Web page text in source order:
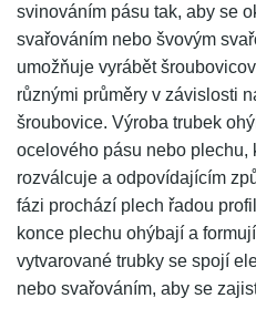
svinováním pásu tak, aby se
svařováním nebo švovým
umožňuje vyrábět
různými průměry v závislosti
šroubovice. Výroba trubek
ocelového pásu nebo plechu,
rozválcuje a odpovídajícím
fázi prochází plech řadou
konce plechu ohýbají a
vytvarované trubky se spojí
nebo svařováním, aby se